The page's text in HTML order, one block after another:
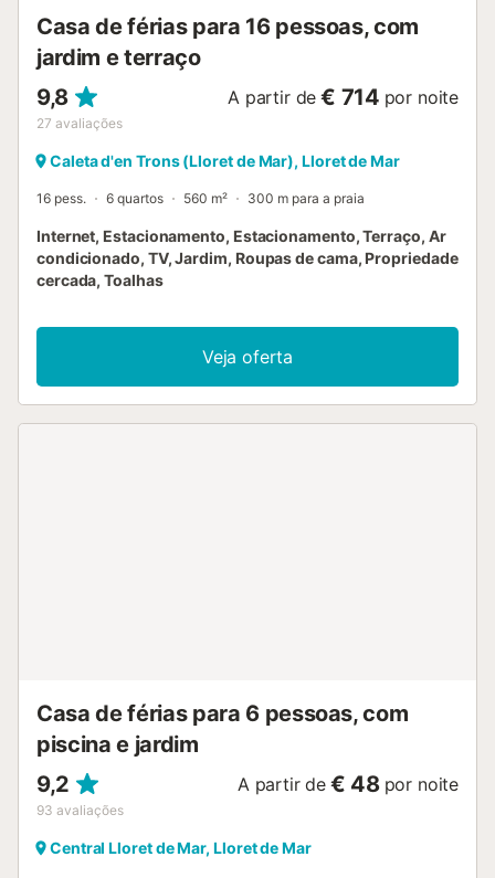
Casa de férias para 16 pessoas, com
jardim e terraço
9,8
27 avaliações
A partir de € 714 por noite
Caleta d'en Trons (Lloret de Mar), Lloret de Mar
16 pess. 6 quartos 560 m² 300 m para a praia
Internet, Estacionamento, Estacionamento, Terraço, Ar
condicionado, TV, Jardim, Roupas de cama, Propriedade
cercada, Toalhas
Veja oferta
Casa de férias para 6 pessoas, com
piscina e jardim
9,2
93 avaliações
A partir de € 48 por noite
Central Lloret de Mar, Lloret de Mar